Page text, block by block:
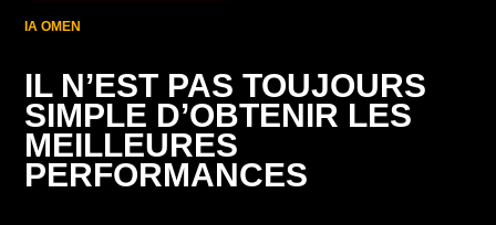
IA OMEN
IL N’EST PAS TOUJOURS
SIMPLE D’OBTENIR LES
MEILLEURES
PERFORMANCES